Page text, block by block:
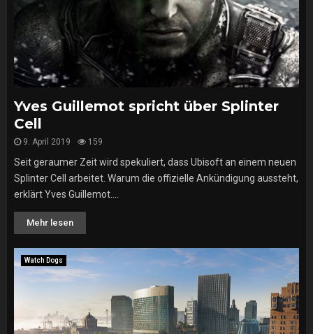
Yves Guillemot spricht über Splinter
Cell
9. April 2019 159
Seit geraumer Zeit wird spekuliert, dass Ubisoft an einem neuen
Splinter Cell arbeitet. Warum die offizielle Ankündigung aussteht,
erklärt Yves Guillemot....
Mehr lesen
Watch Dogs